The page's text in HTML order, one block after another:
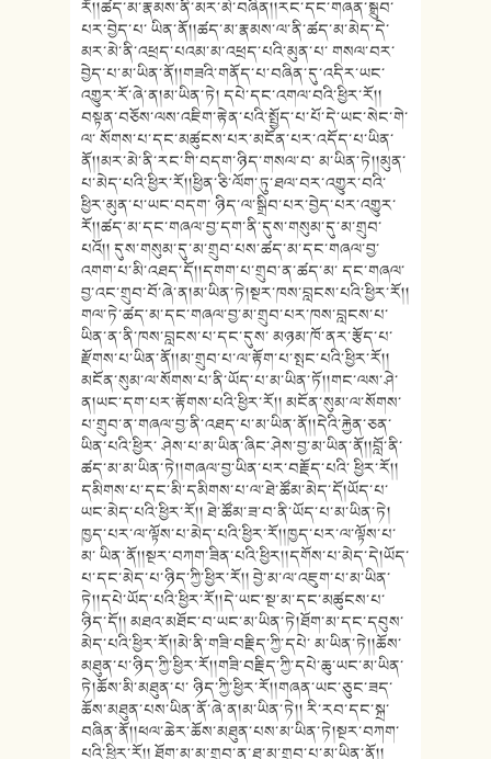
རོ།།ཚད་མ་རྣམས་ནི་མར་མེ་བཞིན།།རང་དང་གཞན་སྒྲུབ་
པར་བྱེད་པ་ ཡིན་ནོ།།ཚད་མ་རྣམས་ལ་ནི་ཚད་མ་མེད་དེ་
མར་མེ་ནི་འཕྲད་པའམ་མ་འཕྲད་པའི་མུན་པ་ གསལ་བར་
བྱེད་པ་མ་ཡིན་ནོ།།གཟའི་གནོད་པ་བཞིན་དུ་འདིར་ཡང་
འགྱུར་རོ་ཞེ་ན།མ་ཡིན་ཏེ། དཔེ་དང་འགལ་བའི་ཕྱིར་རོ།།
བསྟན་བཅོས་ལས་འཇིག་རྟེན་པའི་སྤྱོད་པ་པོ་དེ་ཡང་སེང་གེ་
ལ་ སོགས་པ་དང་མཚུངས་པར་མངོན་པར་འདོད་པ་ཡིན་
ནོ།།མར་མེ་ནི་རང་གི་བདག་ཉིད་གསལ་བ་ མ་ཡིན་ཏེ།།མུན་
པ་མེད་པའི་ཕྱིར་རོ།།ཕྱིན་ཅི་ལོག་ཏུ་ཐལ་བར་འགྱུར་བའི་
ཕྱིར་མུན་པ་ཡང་བདག་ ཉིད་ལ་སྒྲིབ་པར་བྱེད་པར་འགྱུར་
རོ།།ཚད་མ་དང་གཞལ་བྱ་དག་ནི་དུས་གསུམ་དུ་མ་གྲུབ་
པའོ།། དུས་གསུམ་དུ་མ་གྲུབ་པས་ཚད་མ་དང་གཞལ་བྱ་
འགག་པ་མི་འཐད་དོ།།དགག་པ་གྲུབ་ན་ཚད་མ་ དང་གཞལ་
བྱ་འང་གྲུབ་བོ་ཞེ་ན།མ་ཡིན་ཏེ།སྔར་ཁས་བླངས་པའི་ཕྱིར་རོ།།
གལ་ཏེ་ཚད་མ་དང་གཞལ་བྱ་མ་གྲུབ་པར་ཁས་བླངས་པ་
ཡིན་ན་ནི་ཁས་བླངས་པ་དང་དུས་ མཉམ་ཁོ་ནར་རྩོད་པ་
རྫོགས་པ་ཡིན་ནོ།།མ་གྲུབ་པ་ལ་རྟོག་པ་སྤང་པའི་ཕྱིར་རོ།།
མངོན་སུམ་ལ་སོགས་པ་ནི་ཡོད་པ་མ་ཡིན་ཏོ།།གང་ལས་ཤེ་
ན།ཡང་དག་པར་རྟོགས་པའི་ཕྱིར་རོ།། མངོན་སུམ་ལ་སོགས་
པ་གྲུབ་ན་གཞལ་བྱ་ནི་འཐད་པ་མ་ཡིན་ནོ།།དེའི་རྐྱེན་ཅན་
ཡིན་པའི་ཕྱིར་ ཤེས་པ་མ་ཡིན་ཞིང་ཤེས་བྱ་མ་ཡིན་ནོ།།བློ་ནི་
ཚད་མ་མ་ཡིན་ཏེ།།གཞལ་བྱ་ཡིན་པར་བརྗོད་པའི་ ཕྱིར་རོ།།
དམིགས་པ་དང་མི་དམིགས་པ་ལ་ཐེ་ཚོམ་མེད་དོ།ཡོད་པ་
ཡང་མེད་པའི་ཕྱིར་རོ།། ཐེ་ཚོམ་ཟ་བ་ནི་ཡོད་པ་མ་ཡིན་ཏེ།
ཁྱད་པར་ལ་ལྟོས་པ་མེད་པའི་ཕྱིར་རོ།།ཁྱད་པར་ལ་ལྟོས་པ་
མ་ ཡིན་ནོ།།སྔར་བཀག་ཟིན་པའི་ཕྱིར།།དགོས་པ་མེད་དེ།ཡོད་
པ་དང་མེད་པ་ཉིད་ཀྱི་ཕྱིར་རོ།། བྱེ་མ་ལ་འཇུག་པ་མ་ཡིན་
ཏེ།།དཔེ་ཡོད་པའི་ཕྱིར་རོ།།དེ་ཡང་སྔ་མ་དང་མཚུངས་པ་
ཉིད་དོ།། མཐའ་མཐོང་བ་ཡང་མ་ཡིན་ཏེ།ཐོག་མ་དང་དབུས་
མེད་པའི་ཕྱིར་རོ།།མེ་ནི་གཟི་བརྗིད་ཀྱི་དཔེ་ མ་ཡིན་ཏེ།།ཆོས་
མཐུན་པ་ཉིད་ཀྱི་ཕྱིར་རོ།།གཟི་བརྗིད་ཀྱི་དཔེ་ཆུ་ཡང་མ་ཡིན་
ཏེ།ཆོས་མི་མཐུན་པ་ ཉིད་ཀྱི་ཕྱིར་རོ།།གཞན་ཡང་ཅུང་ཟད་
ཆོས་མཐུན་པས་ཡིན་ནོ་ཞེ་ན།མ་ཡིན་ཏེ།། རི་རབ་དང་སྐྲ་
བཞིན་ནོ།།ཕལ་ཆེར་ཆོས་མཐུན་པས་མ་ཡིན་ཏེ།སྔར་བཀག་
པའི་ཕྱིར་རོ།། ཐོག་མ་མ་གྲུབ་ན་ཐ་མ་གྲུབ་པ་མ་ཡིན་ནོ།།